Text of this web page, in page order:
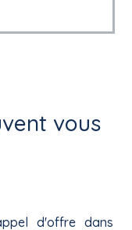
vous
d'offre dans